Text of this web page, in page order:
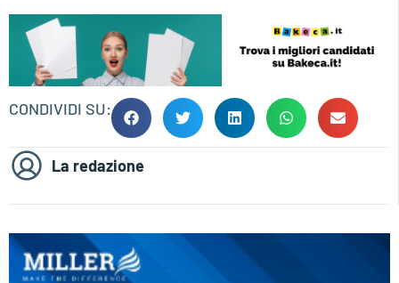
CONDIVIDI SU:
La redazione